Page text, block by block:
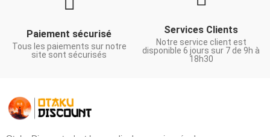
Paiement sécurisé
Tous les paiements sur notre
site sont sécurisés
Services Clients
Notre service client est
disponible 6 jours sur 7 de 9h à
18h30